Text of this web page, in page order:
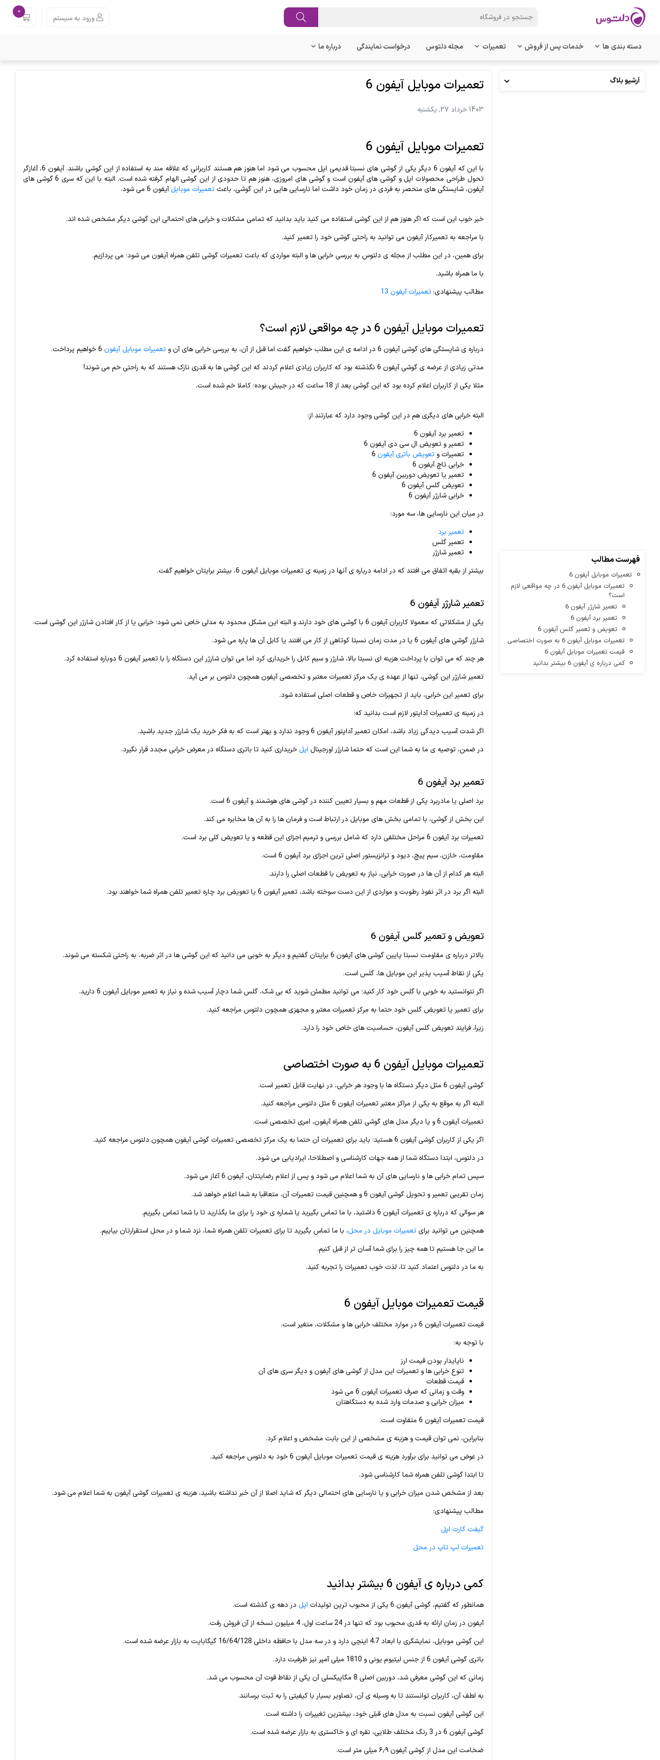
ورود به سیستم
0
دسته بندی ها خدمات پس از فروش تعمیرات مجله دلتوس درخواست نمایندگی درباره ما
آرشیو بلاگ
فهرست مطالب
تعمیرات موبایل آیفون 6
تعمیرات موبایل آیفون 6 در چه مواقعی لازم
است؟
تعمیر شارژر آیفون 6
تعمیر برد آیفون 6
تعویض و تعمیر گلس آیفون 6
تعمیرات موبایل آیفون 6 به صورت اختصاصی
قیمت تعمیرات موبایل آیفون 6
کمی درباره ی آیفون 6 بیشتر بدانید
تعمیرات موبایل آیفون 6
1403 خرداد 27, یکشنبه
تعمیرات موبایل آیفون 6
با این که آیفون 6 دیگر یکی از گوشی های نسبتا قدیمی اپل محسوب می شود اما هنوز هم هستند کاربرانی که علاقه مند به استفاده از این گوشی باشند. آیفون 6، آغازگر
تحول طراحی محصولات اپل و گوشی های آیفون است و گوشی های امروزی، هنوز هم تا حدودی از این گوشی الهام گرفته شده است. البته با این که سری 6 گوشی های
آیفون، شایستگی های منحصر به فردی در زمان خود داشت اما نارسایی هایی در این گوشی، باعثتعمیرات موبایلآیفون 6 می شود.
خبر خوب این است که اگر هنوز هم از این گوشی استفاده می کنید باید بدانید که تمامی مشکلات و خرابی های احتمالی این گوشی دیگر مشخص شده اند.
با مراجعه به تعمیرکار آیفون می توانید به راحتی گوشی خود را تعمیر کنید.
برای همین، در این مطلب از مجله ی دلتوس به بررسی خرابی ها و البته مواردی که باعث تعمیرات گوشی تلفن همراه آیفون می شود؛ می پردازیم.
با ما همراه باشید.
مطالب پیشنهادی:تعمیرات آیفون 13
تعمیرات موبایل آیفون 6 در چه مواقعی لازم است؟
درباره ی شایستگی های گوشی آیفون 6 در ادامه ی این مطلب خواهیم گفت اما قبل از آن، به بررسی خرابی های آن و تعمیرات موبایل آیفون
مدتی زیادی از عرضه ی گوشی آیفون 6 نگذشته بود که کاربران زیادی اعلام کردند که این گوشی ها به قدری نازک هستند که به راحتی خم می شوند!
مثلا یکی از کاربران اعلام کرده بود که این گوشی بعد از 18 ساعت که در جیبش بوده؛ کاملا خم شده است.
البته خرابی های دیگری هم در این گوشی وجود دارد که عبارتند از:
تعمیر برد آیفون 6
تعمیر و تعویض ال سی دی آیفون 6
تعمیرات وتعویض باتری آیفون
خرابی تاچ آیفون 6
تعمیر یا تعویض دوربین آیفون 6
تعویض گلس آیفون 6
خرابی شارژر آیفون 6
در میان این نارسایی ها، سه مورد:
تعمیر برد
تعمیر گلس
تعمیر شارژر
بیشتر از بقیه اتفاق می افتند که در ادامه درباره ی آنها در زمینه ی تعمیرات موبایل آیفون 6، بیشتر برایتان خواهیم گفت.
تعمیر شارژر آیفون 6
یکی از مشکلاتی که معمولا کاربران آیفون 6 با گوشی های خود دارند و البته این مشکل محدود به مدلی خاص نمی شود؛ خرابی یا از کار افتادن شارژر این گوشی است.
شارژر گوشی های آیفون 6 یا در مدت زمان نسبتا کوتاهی از کار می افتند یا کابل آن ها پاره می شود.
هر چند که می توان با پرداخت هزینه ای نسبتا بالا، شارژر و سیم کابل را خریداری کرد اما می توان شارژر این دستگاه را با تعمیر آیفون 6 دوباره استفاده کرد.
تعمیر شارژر این گوشی، تنها از عهده ی یک مرکز تعمیرات معتبر و تخصصی آیفون همچون دلتوس بر می آید.
برای تعمیر این خرابی، باید از تجهیزات خاص و قطعات اصلی استفاده شود.
در زمینه ی تعمیرات آداپتور لازم است بدانید که:
اگر شدت آسیب دیدگی زیاد باشد، امکان تعمیر آداپتور آیفون 6 وجود ندارد و بهتر است که به فکر خرید یک شارژر جدید باشید.
در ضمن، توصیه ی ما به شما این است که حتما شارژر اورجینال اپل خریداری کنید تا باتری دستگاه در معرض خرابی مجدد قرار نگیرد.
تعمیر برد آیفون 6
برد اصلی یا مادربرد یکی از قطعات مهم و بسیار تعیین کننده در گوشی های هوشمند و آیفون 6 است.
این بخش از گوشی، با تمامی بخش های موبایل در ارتباط است و فرمان ها را به آن ها مخابره می کند.
تعمیرات برد آیفون 6 مراحل مختلفی دارد که شامل بررسی و ترمیم اجزای این قطعه و یا تعویض کلی برد است.
مقاومت، خازن، سیم پیچ، دیود و ترانزیستور اصلی ترین اجزای برد آیفون 6 است.
البته هر کدام از آن ها در صورت خرابی، نیاز به تعویض با قطعات اصلی را دارند.
البته اگر برد در اثر نفوذ رطوبت و مواردی از این دست سوخته باشد، تعمیر آیفون 6 یا تعویض برد چاره تعمیر تلفن همراه شما خواهند بود.
تعویض و تعمیر گلس آیفون 6
بالاتر درباره ی مقاومت نسبتا پایین گوشی های آیفون 6 برایتان گفتیم و دیگر به خوبی می دانید که این گوشی ها در اثر ضربه، به راحتی شکسته می شوند.
یکی از نقاط آسیب پذیر این موبایل ها، گلس است.
اگر نتوانستید به خوبی با گلس خود کار کنید؛ می توانید مطمئن شوید که بی شک، گلس شما دچار آسیب شده و نیاز به تعمیر موبایل آیفون 6 دارید.
برای تعمیر یا تعویض گلس خود حتما به مرکز تعمیرات معتبر و مجهزی همچون دلتوس مراجعه کنید.
زیرا، فرایند تعویض گلس آیفون، حساسیت های خاص خود را دارد.
تعمیرات موبایل آیفون 6 به صورت اختصاصی
گوشی آیفون 6 مثل دیگر دستگاه ها با وجود هر خرابی، در نهایت قابل تعمیر است.
البته اگر به موقع به یکی از مراکز معتبر تعمیرات آیفون 6 مثل دلتوس مراجعه کنید.
تعمیرات آیفون 6 و یا دیگر مدل های گوشی تلفن همراه آیفون، امری تخصصی است.
اگر یکی از کاربران گوشی آیفون 6 هستید؛ باید برای تعمیرات آن حتما به یک مرکز تخصصی تعمیرات گوشی آیفون همچون دلتوس مراجعه کنید.
در دلتوس، ابتدا دستگاه شما از همه جهات کارشناسی و اصطلاحا، ایرادیابی می شود.
سپس تمام خرابی ها و نارسایی های آن به شما اعلام می شود و پس از اعلام رضایتتان، آیفون 6 آغاز می شود.
زمان تقریبی تعمیر و تحویل گوشی آیفون 6 و همچنین قیمت تعمیرات آن، متعاقبا به شما اعلام خواهد شد.
هر سوالی که درباره ی تعمیرات آیفون 6 داشتید، با ما تماس بگیرید یا شماره ی خود را برای ما بگذارید تا با شما تماس بگیریم.
همچنین می توانید برایتعمیرات موبایل در محل، با ما تماس بگیرید تا برای تعمیرات تلفن همراه شما، نزد شما و در محل استقرارتان بیاییم.
ما این جا هستیم تا همه چیز را برای شما آسان تر از قبل کنیم.
به ما در دلتوس اعتماد کنید تا، لذت خوب تعمیرات را تجربه کنید.
قیمت تعمیرات موبایل آیفون 6
قیمت تعمیرات آیفون 6 در موارد مختلف خرابی ها و مشکلات، متغیر است.
با توجه به:
ناپایدار بودن قیمت ارز
تنوع خرابی ها و تعمیرات این مدل از گوشی های آیفون و دیگر سری های آن
قیمت قطعات
وقت و زمانی که صرف تعمیرات آیفون 6 می شود
میزان خرابی و صدمات وارد شده به دستگاهتان
قیمت تعمیرات آیفون 6 متفاوت است.
بنابراین، نمی توان قیمت و هزینه ی مشخصی از این بابت مشخص و اعلام کرد.
در عوض می توانید برای برآورد هزینه ی قیمت تعمیرات موبایل آیفون 6 خود به دلتوس مراجعه کنید.
تا ابتدا گوشی تلفن همراه شما کارشناسی شود.
بعد از مشخص شدن میزان خرابی و یا نارسایی های احتمالی دیگر که شاید اصلا از آن خبر نداشته باشید، هزینه ی تعمیرات گوشی آیفون به شما اعلام می شود.
مطالب پیشنهادی:
گیفت کارت اپل
تعمیرات لپ تاپ در محل
کمی درباره ی آیفون 6 بیشتر بدانید
همانطور که گفتیم، گوشی آیفون 6 یکی از محبوب ترین تولیدات اپل در دهه ی گذشته است.
آیفون در زمان ارائه به قدری محبوب بود که تنها در 24 ساعت اول، 4 میلیون نسخه از آن فروش رفت.
این گوشی موبایل، نمایشگری با ابعاد 4.7 اینچی دارد و در سه مدل با حافظه داخلی 16/64/128 گیگابایت به بازار عرضه شده است.
باتری گوشی آیفون 6 از جنس لیتیوم یونی و 1810 میلی آمپر نیز ظرفیت دارد.
زمانی که این گوشی معرفی شد، دوربین اصلی 8 مگاپیکسلی آن یکی از نقاط قوت آن محسوب می شد.
به لطف آن، کاربران توانستند تا به وسیله ی آن، تصاویر بسیار با کیفیتی را به ثبت برسانند.
این گوشی آیفون نسبت به مدل های قبلی خود، بیشترین تغییرات را داشته ‌است.
گوشی آیفون 6 در 3 رنگ مختلف طلایی، نقره ‌ای و خاکستری به بازار عرضه شده است.
ضخامت این مدل از گوشی آیفون ۶٫۹ میلی ‌متر است.